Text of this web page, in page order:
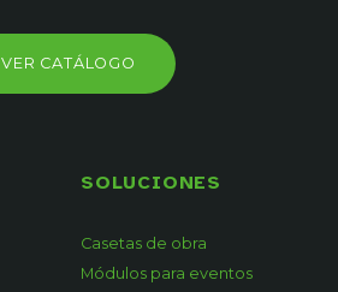
VER CATÁLOGO
SOLUCIONES
Casetas de obra
Módulos para eventos